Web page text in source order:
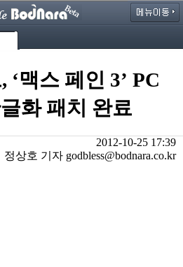
맥스 페인 3’ PC
화 패치 완료
2012-10-25 17:39
정상호 기자 godbless@bodnara.co.kr